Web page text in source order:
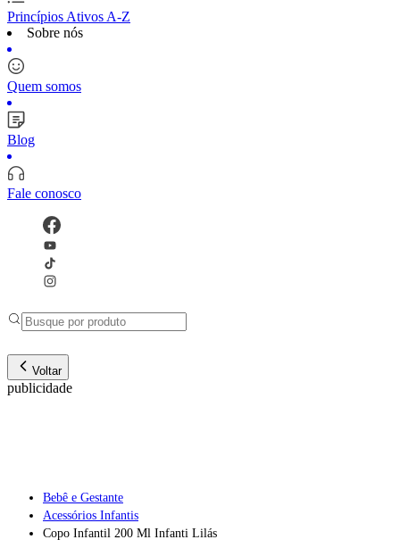
Princípios Ativos A-Z
Sobre nós
Quem somos
Blog
Fale conosco
Voltar
publicidade
Bebê e Gestante
Acessórios Infantis
Copo Infantil 200 Ml Infanti Lilás